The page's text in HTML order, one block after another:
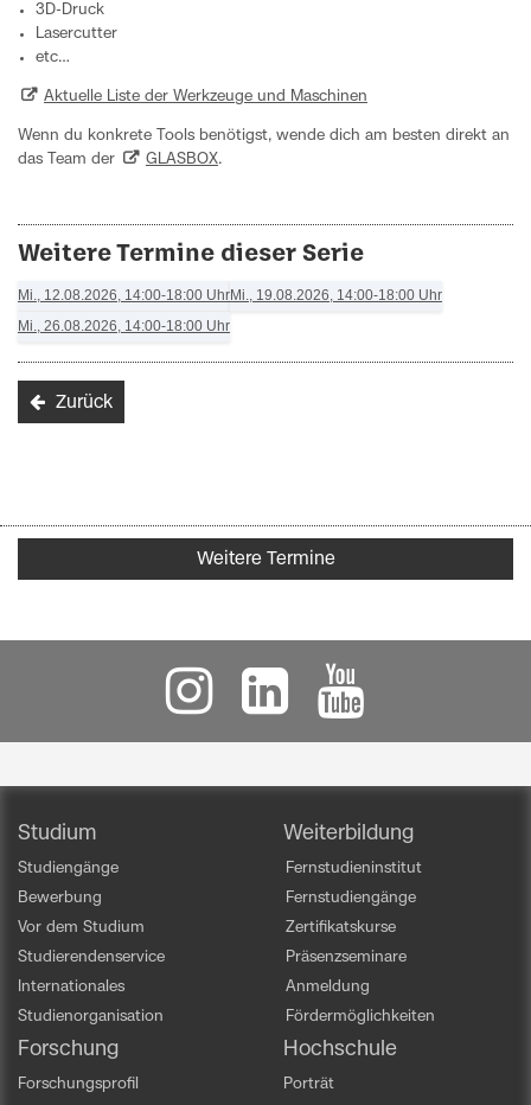
3D-Druck
Lasercutter
etc…
Aktuelle Liste der Werkzeuge und Maschinen
Wenn du konkrete Tools benötigst, wende dich am besten direkt an
das Team der
GLASBOX.
Weitere Termine dieser Serie
Mi., 12.08.2026, 14:00-18:00 UhrMi., 19.08.2026, 14:00-18:00 Uhr
Mi., 26.08.2026, 14:00-18:00 Uhr
Zurück
Weitere Termine
Studium
Studiengänge
Bewerbung
Vor dem Studium
Studierendenservice
Internationales
Studienorganisation
Weiterbildung
Fernstudieninstitut
Fernstudiengänge
Zertifikatskurse
Präsenzseminare
Anmeldung
Fördermöglichkeiten
Forschung
Forschungsprofil
Hochschule
Porträt